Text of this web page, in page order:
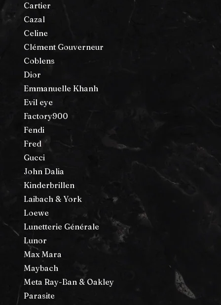
Cartier
Cazal
Celine
Clément Gouverneur
Coblens
Dior
Emmanuelle Khanh
Evil eye
Factory900
Fendi
Fred
Gucci
John Dalia
Kinderbrillen
Laibach & York
Loewe
Lunetterie Générale
Lunor
Max Mara
Maybach
Meta Ray-Ban & Oakley
Parasite